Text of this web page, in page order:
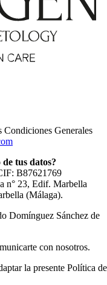
Generales
tus datos?
B87621769
n° 23, Edif. Marbella
(Málaga).
Domínguez Sánchez de
con nosotros.
la presente Política de